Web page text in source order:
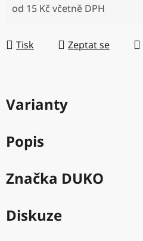
od 15 Kč včetně DPH
Tisk
Zeptat se
Varianty
Popis
Značka DUKO
Diskuze